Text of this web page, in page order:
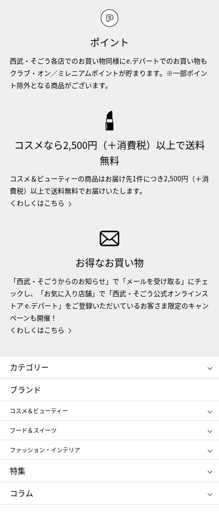
ポイント
西武・そごう各店でのお買い物同様にe.デパートでのお買い物も
クラブ・オン／ミレニアムポイントが貯まります。※一部ポイン
ト除外となる商品がございます。
コスメなら2,500円（＋消費税）以上で送料
無料
コスメ＆ビューティーの商品はお届け先1件につき2,500円（＋消
費税）以上で送料無料でお届けいたします。
くわしくはこちら
お得なお買い物
「西武・そごうからのお知らせ」で「メールを受け取る」にチェ
ックし、「お気に入り店舗」で「西武・そごう公式オンラインス
トア e.デパート」をご登録いただいているお客さま限定のキャン
ペーンも開催！
くわしくはこちら
カテゴリー
コスメ＆ビューティー
ギフト
レディース
メンズ
スポーツ・アウトドア
お中元
お歳暮
ブランド
コスメ＆ビューティー
SHISEIDO
ポール&ジョー ボーテ
ジルスチュアート
NARS
RMK
クリニーク
SK-Ⅱ
フード＆スイーツ
アンリ・シャルパンティエ
ゴディバ
新宿高野
たねや
ねんりん家
ファッション・インテリア
ポロ ラルフ ローレン
タケオ キクチ
ママ＆キッズ
シュタイフ
特集
お中元
ひな人形
五月人形
コラム